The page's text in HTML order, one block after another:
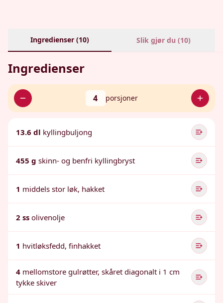
Ingredienser (10) Slik gjør du (10)
Ingredienser
4 porsjoner
13.6 dl kyllingbuljong
455 g skinn- og benfri kyllingbryst
1 middels stor løk, hakket
2 ss olivenolje
1 hvitløksfedd, finhakket
4 mellomstore gulrøtter, skåret diagonalt i 1 cm
tykke skiver